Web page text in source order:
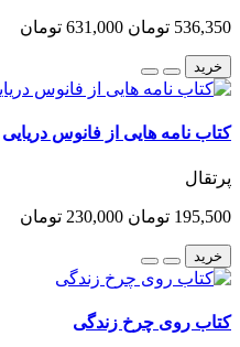
536,350 تومان 631,000 تومان
خرید
کتاب نامه هایی از فانوس دریایی
پرتقال
195,500 تومان 230,000 تومان
خرید
کتاب روی چرخ زندگی